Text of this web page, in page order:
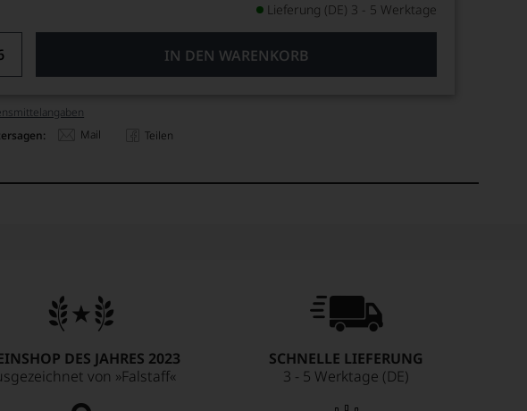
Lieferung (DE) 3 - 5 Werktage
IN DEN WARENKORB
Mail Teilen
DES JAHRES 2023
von »Falstaff«
SCHNELLE LIEFERUNG
3 - 5 Werktage (DE)